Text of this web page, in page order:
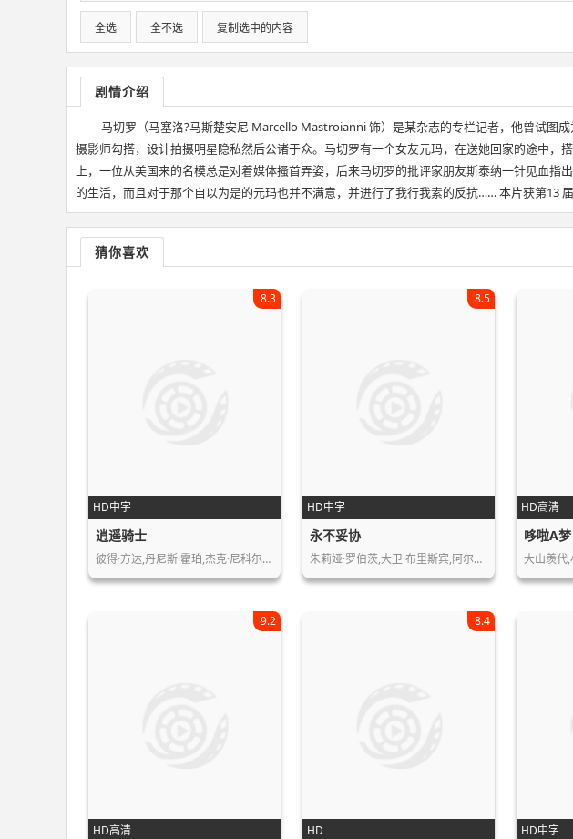
全选 全不选 复制选中的内容
剧情介绍
马切罗（马塞洛?马斯楚安尼 Marcello Mastroianni 饰）是某杂志的专栏记者，他曾试图
摄影师勾搭，设计拍摄明星隐私然后公诸于众。马切罗有一个女友元玛，在送她回家的途中
上，一位从美国来的名模总是对着媒体搔首弄姿，后来马切罗的批评家朋友斯泰纳一针见血
的生活，而且对于那个自以为是的元玛也并不满意，并进行了我行我素的反抗…… 本片获第13 届
猜你喜欢
HD中字
8.3
逍遥骑士
彼得·方达,丹尼斯·霍珀,杰克·尼科尔…
HD中字
8.5
永不妥协
朱莉娅·罗伯茨,大卫·布里斯宾,阿尔伯…
HD高清
哆啦A
HD高清
9.2
HD
8.4
HD中字